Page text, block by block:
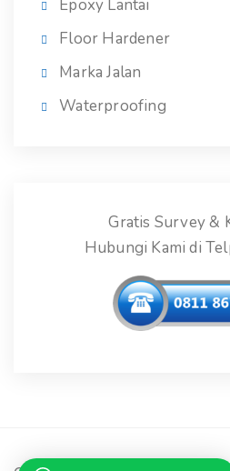
Epoxy Lantai
Floor Hardener
Marka Jalan
Waterproofing
Gratis Survey &
Hubungi Kami di